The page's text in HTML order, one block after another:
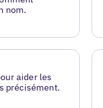
nom.
aider les
précisément.